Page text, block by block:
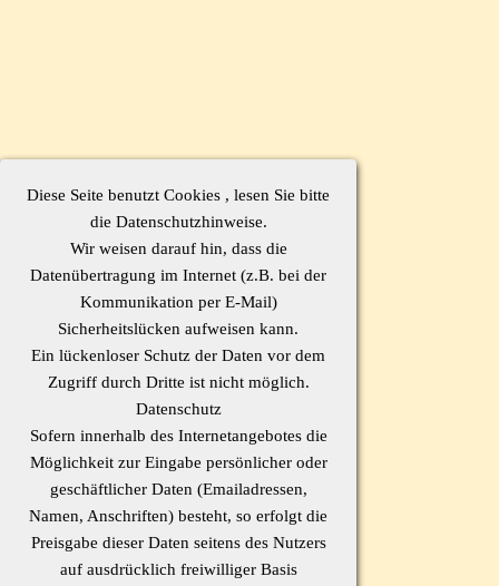
Diese Seite benutzt Cookies , lesen Sie bitte
die Datenschutzhinweise.
Wir weisen darauf hin, dass die
Datenübertragung im Internet (z.B. bei der
Kommunikation per E-Mail)
Sicherheitslücken aufweisen kann.
Ein lückenloser Schutz der Daten vor dem
Zugriff durch Dritte ist nicht möglich.
Datenschutz
Sofern innerhalb des Internetangebotes die
Möglichkeit zur Eingabe persönlicher oder
geschäftlicher Daten (Emailadressen,
Namen, Anschriften) besteht, so erfolgt die
Preisgabe dieser Daten seitens des Nutzers
auf ausdrücklich freiwilliger Basis